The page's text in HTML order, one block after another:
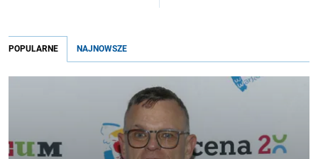
POPULARNE NAJNOWSZE